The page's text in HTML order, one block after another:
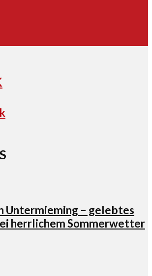
Untermieming – gelebtes
herrlichem Sommerwetter